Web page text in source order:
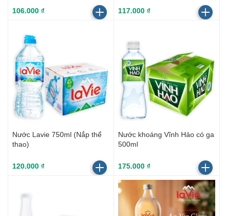
106.000 ₫ 117.000 ₫
Nước Lavie 750ml (Nắp thể
thao)
120.000 ₫
Nước khoáng Vĩnh Hảo có ga
500ml
175.000 ₫